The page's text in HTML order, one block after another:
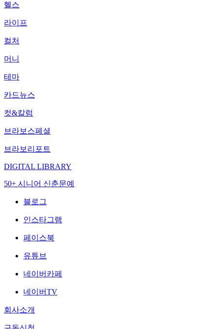
헬스
라이프
컬처
머니
테마
카드뉴스
컷&칼럼
브라보스페셜
브라보리포트
DIGITAL LIBRARY
50+ 시니어 신춘문예
블로그
인스타그램
페이스북
유튜브
네이버카페
네이버TV
회사소개